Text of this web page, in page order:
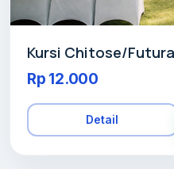
Kursi Chitose/
Rp 12.000
Detail